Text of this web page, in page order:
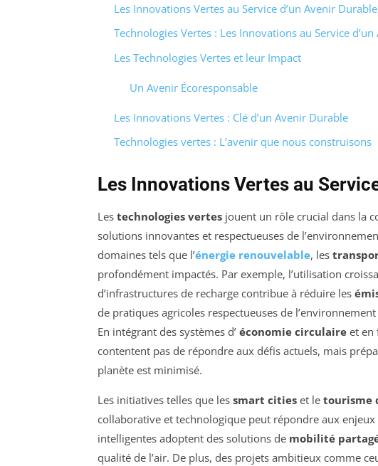
Les Innovations Vertes au Service d’un Avenir Durable
Technologies Vertes : Les Innovations au Service
Les Technologies Vertes et leur Impact
Un Avenir Écoresponsable
Les Innovations Vertes : Clé d’un Avenir Durable
Technologies vertes : L’avenir que nous construisons
Les Innovations Vertes au
Les technologies vertes jouent un rôle crucial dans la
solutions innovantes et respectueuses de
domaines tels que l’énergie renouvelable, les
profondément impactés. Par exemple, l’utilisation
d’infrastructures de recharge contribue à réduire les
de pratiques agricoles respectueuses de
En intégrant des systèmes d’ économie circulaire et en
contentent pas de répondre aux défis actuels, mais
planète est minimisé.
Les initiatives telles que les smart cities et le tourisme
collaborative et technologique peut répondre aux
intelligentes adoptent des solutions de mobilité
qualité de l’air. De plus, des projets ambitieux comme